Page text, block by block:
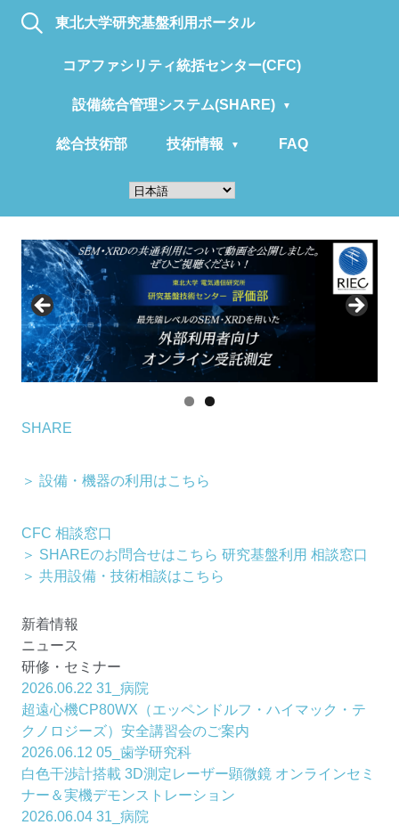
東北大学研究基盤利用ポータル
コアファシリティ統括センター(CFC)
設備統合管理システム(SHARE)
総合技術部 技術情報 FAQ
SHARE
＞ 設備・機器の利用はこちら
CFC 相談窓口
＞ SHAREのお問合せはこちら 研究基盤利用 相談窓口
＞ 共用設備・技術相談はこちら
新着情報
ニュース
研修・セミナー
2026.06.22 31_病院
超遠心機CP80WX（エッペンドルフ・ハイマック・テ
クノロジーズ）安全講習会のご案内
2026.06.12 05_歯学研究科
白色干渉計搭載 3D測定レーザー顕微鏡 オンラインセミ
ナー＆実機デモンストレーション
2026.06.04 31_病院